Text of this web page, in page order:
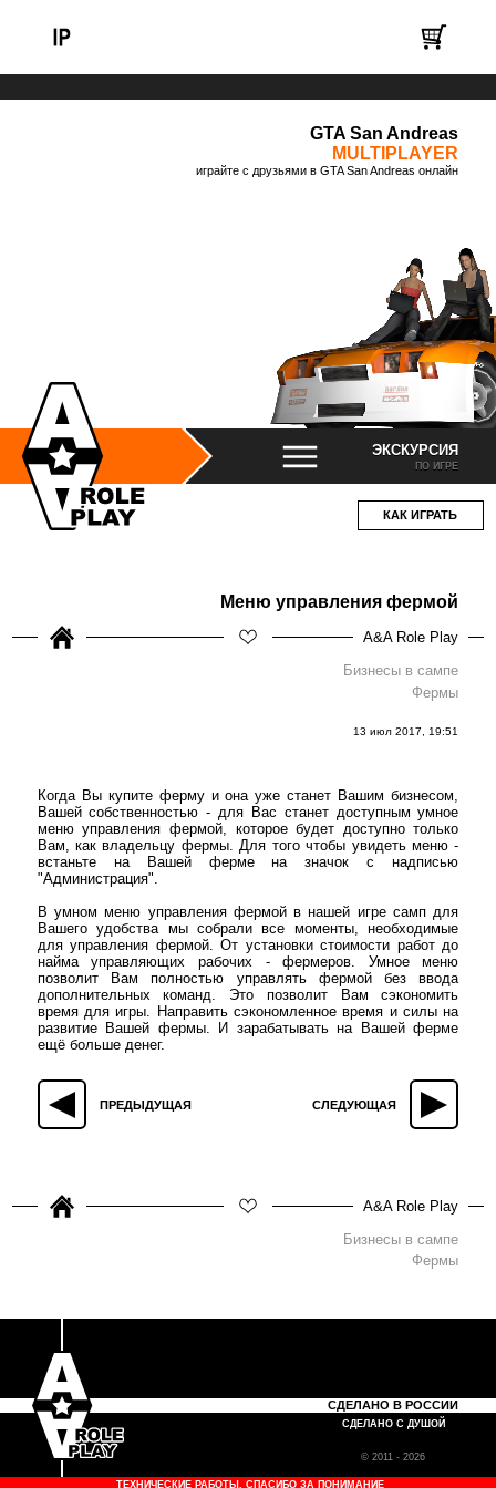
GTA San Andreas
MULTIPLAYER
играйте с друзьями в GTA San Andreas онлайн
ЭКСКУРСИЯ
ПО ИГРЕ
КАК ИГРАТЬ
Меню управления фермой
A&A Role Play
Бизнесы в сампе
Фермы
13 июл 2017, 19:51
Когда Вы купите ферму и она уже станет Вашим бизнесом,
Вашей собственностью - для Вас станет доступным умное
меню управления фермой, которое будет доступно только
Вам, как владельцу фермы. Для того чтобы увидеть меню -
встаньте на Вашей ферме на значок с надписью
"Администрация".
В умном меню управления фермой в нашей игре самп для
Вашего удобства мы собрали все моменты, необходимые
для управления фермой. От установки стоимости работ до
найма управляющих рабочих - фермеров. Умное меню
позволит Вам полностью управлять фермой без ввода
дополнительных команд. Это позволит Вам сэкономить
время для игры. Направить сэкономленное время и силы на
развитие Вашей фермы. И зарабатывать на Вашей ферме
ещё больше денег.
ПРЕДЫДУЩАЯ СЛЕДУЮЩАЯ
A&A Role Play
Бизнесы в сампе
Фермы
СДЕЛАНО В РОССИИ
СДЕЛАНО С ДУШОЙ
© 2011 - 2026
ТЕХНИЧЕСКИЕ РАБОТЫ. СПАСИБО ЗА ПОНИМАНИЕ